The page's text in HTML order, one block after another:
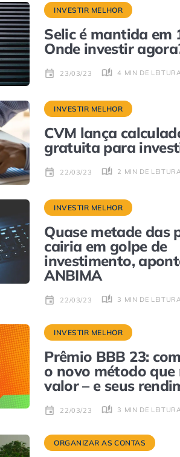
INVESTIR MELHOR
Selic é mantida em
Onde investir
23/03/23 4 MIN DE
INVESTIR MELHOR
CVM lança
gratuita para
22/03/23 2 MIN DE
INVESTIR MELHOR
Quase metade das
cairia em golpe de
investimento,
ANBIMA
22/03/23 3 MIN DE
INVESTIR MELHOR
Prêmio BBB 23:
o novo método
valor – e seus
22/03/23 3 MIN DE
ORGANIZAR AS CONTAS